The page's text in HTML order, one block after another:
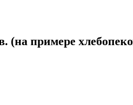
(на примере